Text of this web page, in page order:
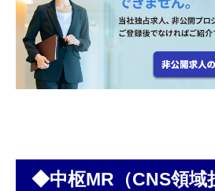
◆中枢MR（CNS領域